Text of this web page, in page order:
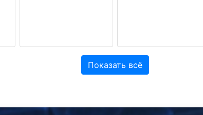
Показать всё